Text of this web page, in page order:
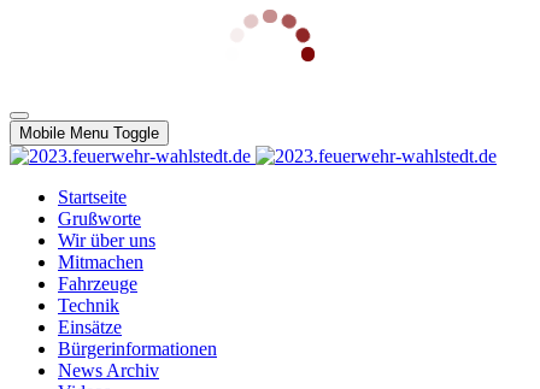
Mobile Menu Toggle
Startseite
Grußworte
Wir über uns
Mitmachen
Fahrzeuge
Technik
Einsätze
Bürgerinformationen
News Archiv